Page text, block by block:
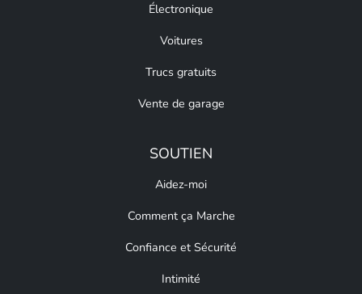
Électronique
Voitures
Trucs gratuits
Vente de garage
SOUTIEN
Aidez-moi
Comment ça Marche
Confiance et Sécurité
Intimité